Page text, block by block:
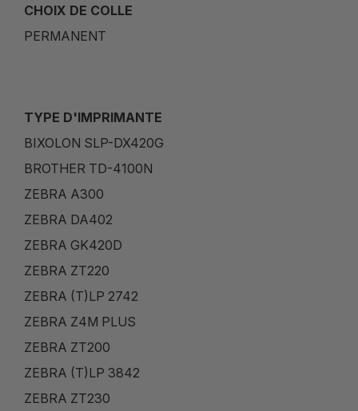
CHOIX DE COLLE
PERMANENT
TYPE D'IMPRIMANTE
BIXOLON SLP-DX420G
BROTHER TD-4100N
ZEBRA A300
ZEBRA DA402
ZEBRA GK420D
ZEBRA ZT220
ZEBRA (T)LP 2742
ZEBRA Z4M PLUS
ZEBRA ZT200
ZEBRA (T)LP 3842
ZEBRA ZT230